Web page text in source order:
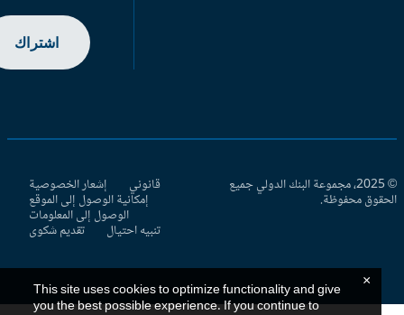
اشتراك
© 2025، مجموعة البنك الدولي جميع
محفوظة.
قانوني إشعار الخصوصية
إمكانية الوصول إلى الموقع
الوصول إلى المعلومات
تنبيه احتيال تقديم شكوى
This site uses cookies to optimize functionality and give
you the best possible experience. If you continue to